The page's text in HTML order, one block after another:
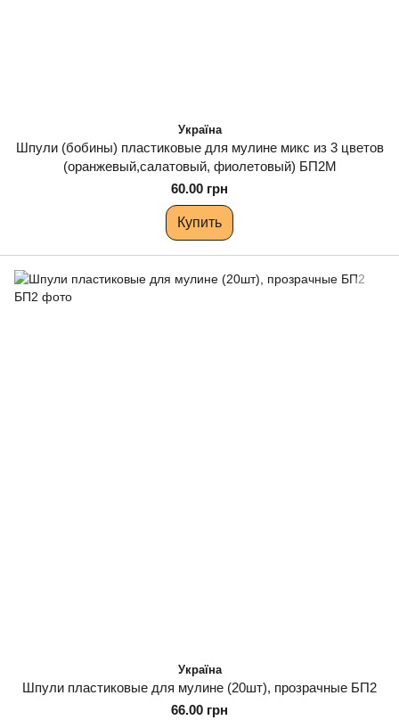
Україна
Шпули (бобины) пластиковые для мулине микс из 3 цветов
(оранжевый,салатовый, фиолетовый) БП2М
60.00 грн
Купить
Україна
Шпули пластиковые для мулине (20шт), прозрачные БП2
66.00 грн